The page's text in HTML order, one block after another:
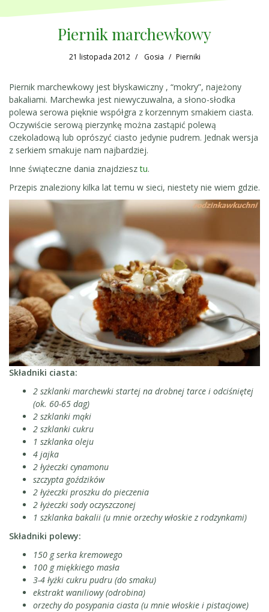
Piernik marchewkowy
21 listopada 2012 Gosia Pierniki
Piernik marchewkowy jest błyskawiczny , “mokry”, najeżony
bakaliami. Marchewka jest niewyczuwalna, a słono-słodka
polewa serowa pięknie współgra z korzennym smakiem ciasta.
Oczywiście serową pierzynkę można zastąpić polewą
czekoladową lub oprószyć ciasto jedynie pudrem. Jednak wersja
z serkiem smakuje nam najbardziej.
Inne świąteczne dania znajdziesztu.
Przepis znaleziony kilka lat temu w sieci, niestety nie wiem gdzie.
Składniki ciasta:
2 szklanki marchewki startej na drobnej tarce i odciśniętej
(ok. 60-65 dag)
2 szklanki mąki
2 szklanki cukru
1 szklanka oleju
4 jajka
2 łyżeczki cynamonu
szczypta goździków
2 łyżeczki proszku do pieczenia
2 łyżeczki sody oczyszczonej
1 szklanka bakalii (u mnie orzechy włoskie z rodzynkami)
Składniki polewy:
150 g serka kremowego
100 g miękkiego masła
3-4 łyżki cukru pudru (do smaku)
ekstrakt waniliowy (odrobina)
orzechy do posypania ciasta (u mnie włoskie i pistacjowe)